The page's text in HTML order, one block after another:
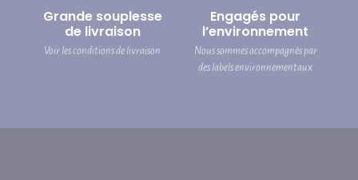
Grande souplesse
de livraison
Voir les conditions de livraison
Engagés pour
l’environnement
Nous sommes accompagnés par
des labels environnementaux